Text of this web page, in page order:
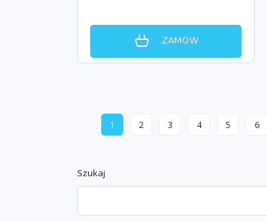
ZAMÓW
1 2 3 4 5 6
Szukaj